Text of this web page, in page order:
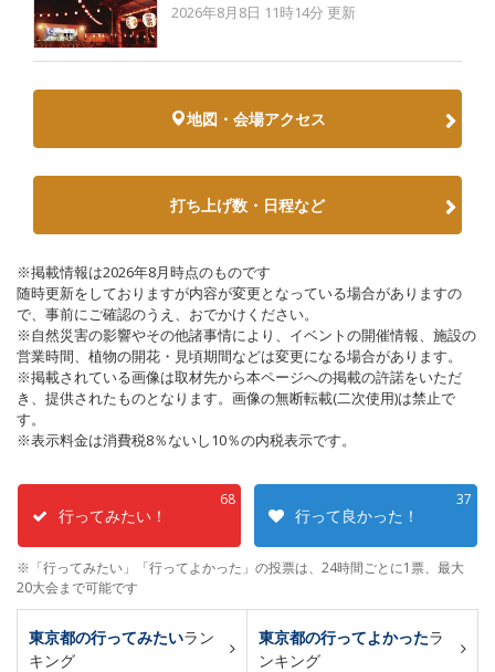
2026年8月8日 11時14分 更新
地図・会場アクセス
打ち上げ数・日程など
※掲載情報は2026年8月時点のものです
随時更新をしておりますが内容が変更となっている場合がありますの
で、事前にご確認のうえ、おでかけください。
※自然災害の影響やその他諸事情により、イベントの開催情報、施設の
営業時間、植物の開花・見頃期間などは変更になる場合があります。
※掲載されている画像は取材先から本ページへの掲載の許諾をいただ
き、提供されたものとなります。画像の無断転載(二次使用)は禁止で
す。
※表示料金は消費税8％ないし10％の内税表示です。
68
行ってみたい！
37
行って良かった！
※「行ってみたい」「行ってよかった」の投票は、24時間ごとに1票、最大
20大会まで可能です
東京都の行ってみたいラン
キング
東京都の行ってよかったラ
ンキング